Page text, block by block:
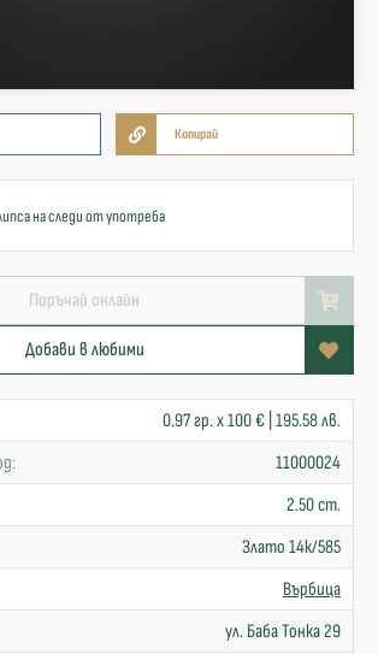
Копирай
на следи от употреба
Поръчай онлайн
Добави в любими
0.97 гр. x 100 € | 195.58 лв.
11000024
2.50 cm.
Злато 14к/585
Върбица
ул. Баба Тонка 29